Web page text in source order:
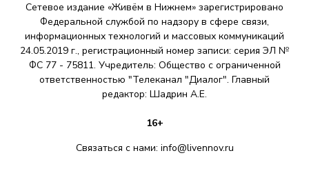
Сетевое издание «Живём в Нижнем» зарегистрировано
Федеральной службой по надзору в сфере связи,
информационных технологий и массовых коммуникаций
24.05.2019 г., регистрационный номер записи: серия ЭЛ №
ФС 77 - 75811. Учредитель: Общество с ограниченной
ответственностью "Телеканал "Диалог". Главный
редактор: Шадрин A.E.
16+
Связаться с нами: info@livennov.ru